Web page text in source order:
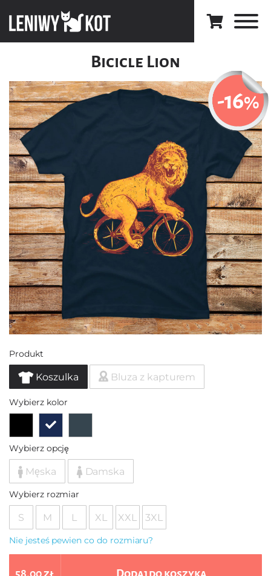
Bicicle Lion
-16%
Produkt
Koszulka Bluza z kapturem
Wybierz kolor
Wybierz opcję
Męska Damska
Wybierz rozmiar
S M L XL XXL 3XL
Nie jesteś pewien co do rozmiaru?
58,00 zł Dodaj do koszyka